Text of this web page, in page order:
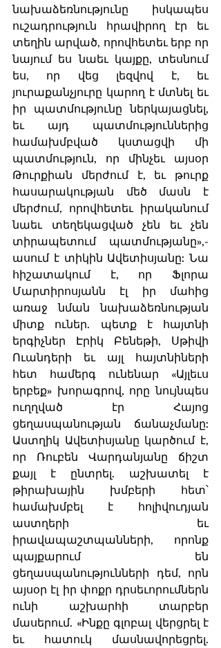
նախաձեռնությունը իսկապես
ուշադրություն հրավիրող էր եւ
տեղին արված, որովհետեւ երբ որ
նայում ես նաեւ կայքը, տեսնում
ես, որ վեց լեզվով է, եւ
յուրաքանչյուրը կարող է մտնել եւ
իր պատմությունը ներկայացնել,
եւ այդ պատմություններից
համախմբված կստացվի մի
պատմություն, որ մինչեւ այսօր
Թուրքիան մերժում է, եւ թուրք
հասարակության մեծ մասն է
մերժում, որովհետեւ իրականում
նաեւ տեղեկացված չեն եւ չեն
տիրապետում պատմությանը»,-
ասում է տիկին Ավետիսյանը: Նա
հիշատակում է, որ Ֆլորա
Մարտիրոսյանն էլ իր մահից
առաջ նման նախաձեռնության
միտք ուներ. պետք է հայտնի
երգիչներ Էրիկ Բենեթի, Սթիվի
Ուանդերի եւ այլ հայտնիների
հետ համերգ ունենար «Այլեւս
երբեք» խորագրով, որը նույնպես
ուղղված էր Հայոց
ցեղասպանության ճանաչմանը:
Աստղիկ Ավետիսյանը կարծում է,
որ Ռուբեն Վարդանյանը ճիշտ
քայլ է ընտրել. աշխատել է
թիրախային խմբերի հետ՝
համախմբել է հոլիվուդյան
աստղերի եւ
իրավապաշտպանների, որոնք
պայքարում են
ցեղասպանությունների դեմ, որն
այսօր էլ իր փոքր դրսեւորումներն
ունի աշխարհի տարբեր
մասերում. «Ինքը գլոբալ վերցրել է
եւ հատուկ մասնավորեցրել.